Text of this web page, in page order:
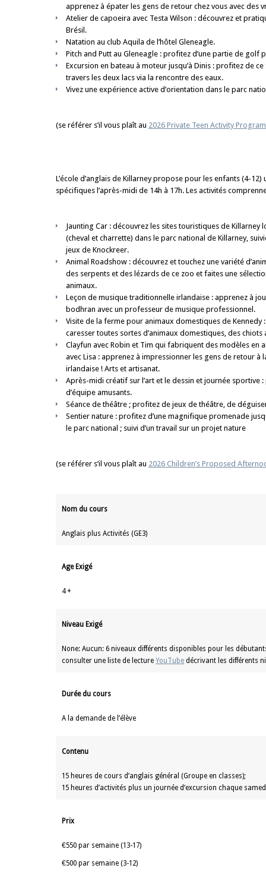
apprenez à épater les gens de retour chez vous avec des
Atelier de capoeira avec Testa Wilson : découvrez et
Brésil.
Natation au club Aquila de l’hôtel Gleneagle.
Pitch and Putt au Gleneagle : profitez d’une partie de golf
Excursion en bateau à moteur jusqu’à Dinis : profitez de
travers les deux lacs via la rencontre des eaux.
Vivez une expérience active d’orientation dans le parc
(se référer s’il vous plaît au 2026 Private Teen Activity
L’école d’anglais de Killarney propose pour les enfants (4-
spécifiques l’après-midi de 14h à 17h. Les activités
Jaunting Car : découvrez les sites touristiques de Killarney
(cheval et charrette) dans le parc national de Killarney,
jeux de Knockreer.
Animal Roadshow : découvrez et touchez une variété
des serpents et des lézards de ce zoo et faites une
animaux.
Leçon de musique traditionnelle irlandaise : apprenez à
bodhran avec un professeur de musique professionnel.
Visite de la ferme pour animaux domestiques de Kennedy
caresser toutes sortes d’animaux domestiques, des chiots
Clayfun avec Robin et Tim qui fabriquent des modèles en
avec Lisa : apprenez à impressionner les gens de retour à
irlandaise ! Arts et artisanat.
Après-midi créatif sur l’art et le dessin et journée sportive
d’équipe amusants.
Séance de théâtre ; profitez de jeux de théâtre, de
Sentier nature : profitez d’une magnifique promenade
le parc national ; suivi d’un travail sur un projet nature
(se référer s’il vous plaît au 2026 Children’s Proposed
Nom du cours
Anglais plus Activités (GE3)
Age Exigé
4 +
Niveau Exigé
None: Aucun: 6 niveaux différents disponibles pour les
consulter une liste de lecture YouTube décrivant les différents
Durée du cours
A la demande de l’élève
Contenu
15 heures de cours d’anglais général (Groupe en classes);
15 heures d’activités plus un journée d’excursion chaque
Prix
€550 par semaine (13-17)
€500 par semaine (3-12)